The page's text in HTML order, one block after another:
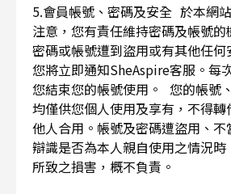
5.會員帳號、密碼及安全 於本網
注意，您有責任維持密碼及帳號
密碼或帳號遭到盜用或有其他任何
您將立即通知SheAspire客服。每
您結束您的帳號使用。 您的帳號
均僅供您個人使用及享有，不得
他人合用。帳號及密碼遭盜用、
辯識是否為本人親自使用之情況
所致之損害，概不負責。